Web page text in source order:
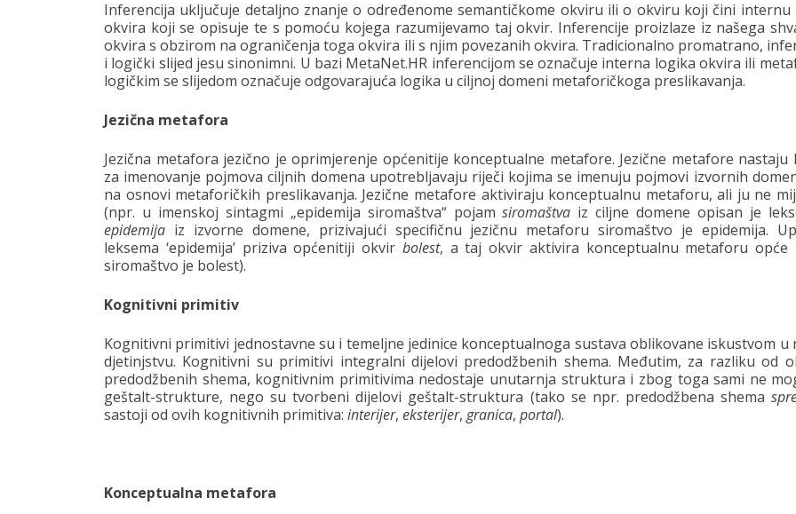
Inferencija uključuje detaljno znanje o određenome semantičkome okviru ili o okviru koji čini internu
okvira koji se opisuje te s pomoću kojega razumijevamo taj okvir. Inferencije proizlaze iz našega
okvira s obzirom na ograničenja toga okvira ili s njim povezanih okvira. Tradicionalno promatrano,
i logički slijed jesu sinonimni. U bazi MetaNet.HR inferencijom se označuje interna logika okvira ili
logičkim se slijedom označuje odgovarajuća logika u ciljnoj domeni metaforičkoga preslikavanja.
Jezična metafora
Jezična metafora jezično je oprimjerenje općenitije konceptualne metafore. Jezične metafore nastaju
za imenovanje pojmova ciljnih domena upotrebljavaju riječi kojima se imenuju pojmovi izvornih
na osnovi metaforičkih preslikavanja. Jezične metafore aktiviraju konceptualnu metaforu, ali ju ne
(npr. u imenskoj sintagmi „epidemija siromaštva“ pojamsiromaštva iz ciljne domene opisan je
epidemija iz izvorne domene, prizivajući specifičnu jezičnu metaforu siromaštvo je epidemija.
leksema ‘epidemija’ priziva općenitiji okvir bolest, a taj okvir aktivira konceptualnu metaforu opće
siromaštvo je bolest).
Kognitivni primitiv
Kognitivni primitivi jednostavne su i temeljne jedinice konceptualnoga sustava oblikovane iskustvom u
djetinjstvu. Kognitivni su primitivi integralni dijelovi predodžbenih shema. Međutim, za razliku od
predodžbenih shema, kognitivnim primitivima nedostaje unutarnja struktura i zbog toga sami ne
geštalt-strukture, nego su tvorbeni dijelovi geštalt-struktura (tako se npr. predodžbena shema
sastoji od ovih kognitivnih primitiva: interijer, eksterijer, granica, portal).
Konceptualna metafora